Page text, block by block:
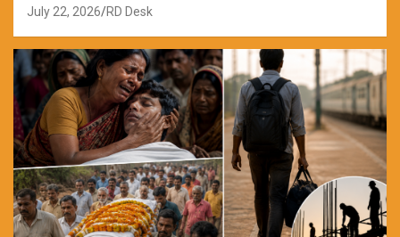
July 22, 2026 RD Desk